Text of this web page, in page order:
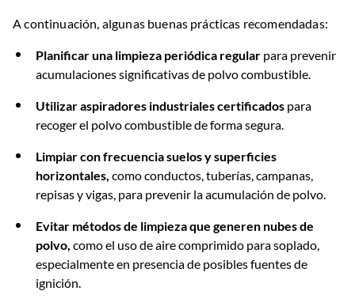
A continuación, algunas buenas prácticas recomendadas:
Planificar una limpieza periódica regular para prevenir
acumulaciones significativas de polvo combustible.
Utilizar aspiradores industriales certificados para
recoger el polvo combustible de forma segura.
Limpiar con frecuencia suelos y superficies
horizontales, como conductos, tuberías, campanas,
repisas y vigas, para prevenir la acumulación de polvo.
Evitar métodos de limpieza que generen nubes de
polvo, como el uso de aire comprimido para soplado,
especialmente en presencia de posibles fuentes de
ignición.